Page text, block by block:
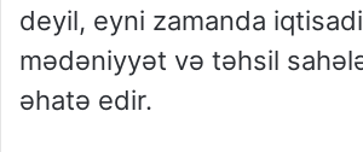
deyil, eyni zamanda
mədəniyyət və təhsil
əhatə edir.